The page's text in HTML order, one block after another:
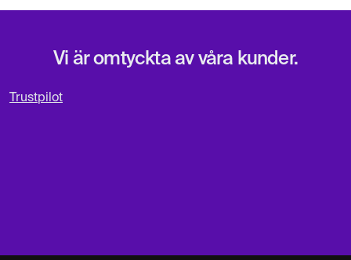
Vi är omtyckta av våra kunder.
Trustpilot